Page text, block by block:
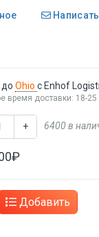
до Ohio с Enhof
время доставки: 18-
+ 6400 в
Добавить